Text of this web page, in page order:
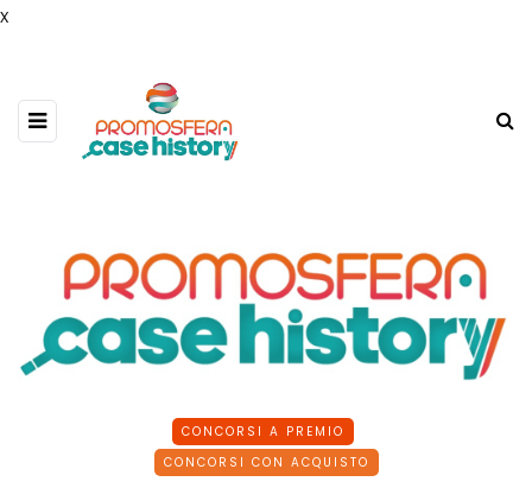
x
CONCORSI A PREMIO
CONCORSI CON ACQUISTO